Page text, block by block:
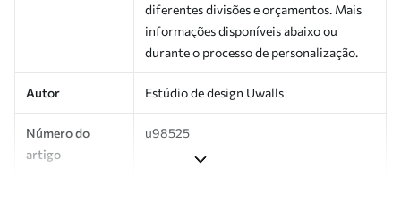
diferentes divisões e orçamentos. Mais
informações disponíveis abaixo ou
durante o processo de personalização.
Autor Estúdio de design Uwalls
Número do
artigo
u98525